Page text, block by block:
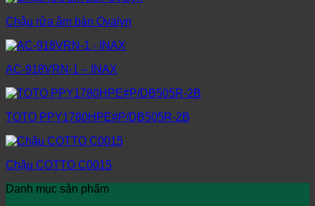
Chậu rửa âm bàn Ovalyn
AC-918VRN-1 – INAX
TOTO PPY1780HPE#P/DB505R-2B
Chậu COTTO C0015
Danh mục sản phẩm